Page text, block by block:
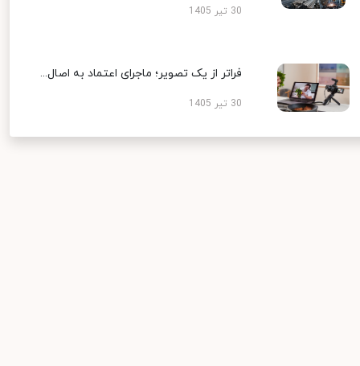
30 تیر 1405
فراتر از یک تصویر؛ ماجرای اعتماد به اصال...
30 تیر 1405